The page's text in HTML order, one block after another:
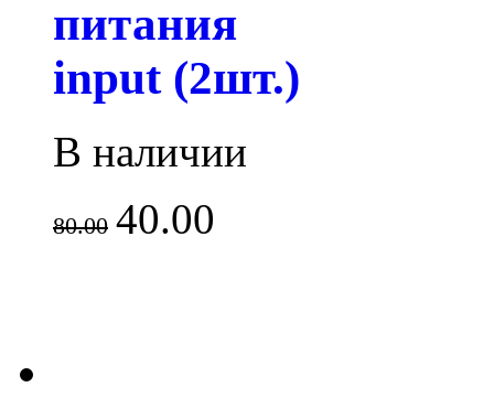
питания
input (2шт.)
В наличии
80.00 40.00